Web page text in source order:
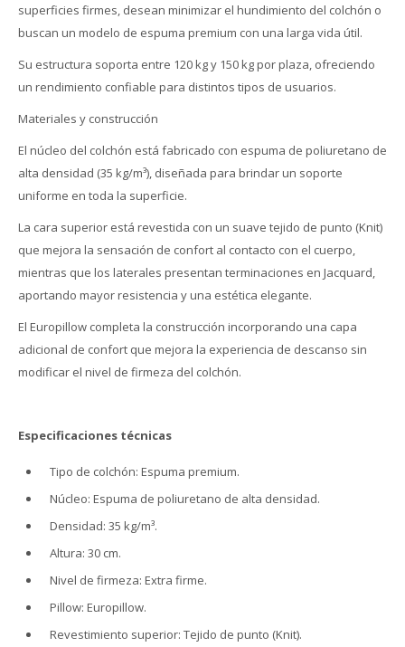
superficies firmes, desean minimizar el hundimiento del colchón o
buscan un modelo de espuma premium con una larga vida útil.
Su estructura soporta entre 120 kg y 150 kg por plaza, ofreciendo
un rendimiento confiable para distintos tipos de usuarios.
Materiales y construcción
El núcleo del colchón está fabricado con espuma de poliuretano de
alta densidad (35 kg/m³), diseñada para brindar un soporte
uniforme en toda la superficie.
La cara superior está revestida con un suave tejido de punto (Knit)
que mejora la sensación de confort al contacto con el cuerpo,
mientras que los laterales presentan terminaciones en Jacquard,
aportando mayor resistencia y una estética elegante.
El Europillow completa la construcción incorporando una capa
adicional de confort que mejora la experiencia de descanso sin
modificar el nivel de firmeza del colchón.
Especificaciones técnicas
Tipo de colchón: Espuma premium.
Núcleo: Espuma de poliuretano de alta densidad.
Densidad: 35 kg/m³.
Altura: 30 cm.
Nivel de firmeza: Extra firme.
Pillow: Europillow.
Revestimiento superior: Tejido de punto (Knit).